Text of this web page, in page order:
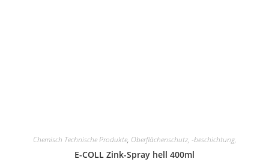
Chemisch Technische Produkte, Oberflächenschutz, -beschichtung,
E-COLL Zink-Spray hell 400ml